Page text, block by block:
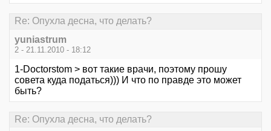
Re: Опухла десна, что делать?
yuniastrum
2 - 21.11.2010 - 18:12
1-Doctorstom > вот такие врачи, поэтому прошу
совета куда податься))) И что по правде это может
быть?
Re: Опухла десна, что делать?